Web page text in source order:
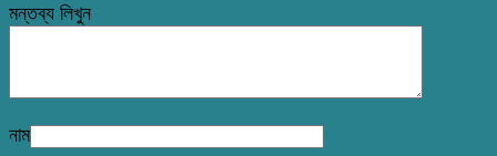
মন্তব্য লিখুন
নাম